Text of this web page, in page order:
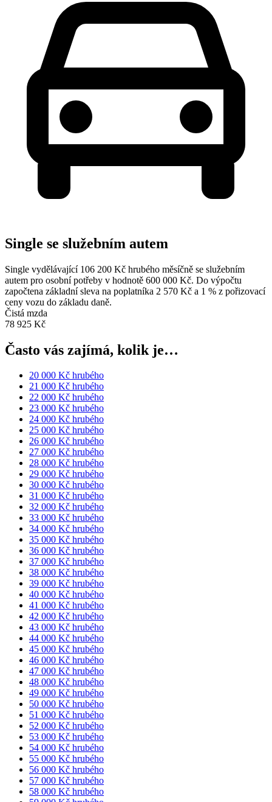
Single se služebním autem
Single vydělávající 106 200 Kč hrubého měsíčně se služebním
autem pro osobní potřeby v hodnotě 600 000 Kč. Do výpočtu
započtena základní sleva na poplatníka 2 570 Kč a 1 % z pořizovací
ceny vozu do základu daně.
Čistá mzda
78 925 Kč
Často vás zajímá, kolik je…
20 000 Kč hrubého
21 000 Kč hrubého
22 000 Kč hrubého
23 000 Kč hrubého
24 000 Kč hrubého
25 000 Kč hrubého
26 000 Kč hrubého
27 000 Kč hrubého
28 000 Kč hrubého
29 000 Kč hrubého
30 000 Kč hrubého
31 000 Kč hrubého
32 000 Kč hrubého
33 000 Kč hrubého
34 000 Kč hrubého
35 000 Kč hrubého
36 000 Kč hrubého
37 000 Kč hrubého
38 000 Kč hrubého
39 000 Kč hrubého
40 000 Kč hrubého
41 000 Kč hrubého
42 000 Kč hrubého
43 000 Kč hrubého
44 000 Kč hrubého
45 000 Kč hrubého
46 000 Kč hrubého
47 000 Kč hrubého
48 000 Kč hrubého
49 000 Kč hrubého
50 000 Kč hrubého
51 000 Kč hrubého
52 000 Kč hrubého
53 000 Kč hrubého
54 000 Kč hrubého
55 000 Kč hrubého
56 000 Kč hrubého
57 000 Kč hrubého
58 000 Kč hrubého